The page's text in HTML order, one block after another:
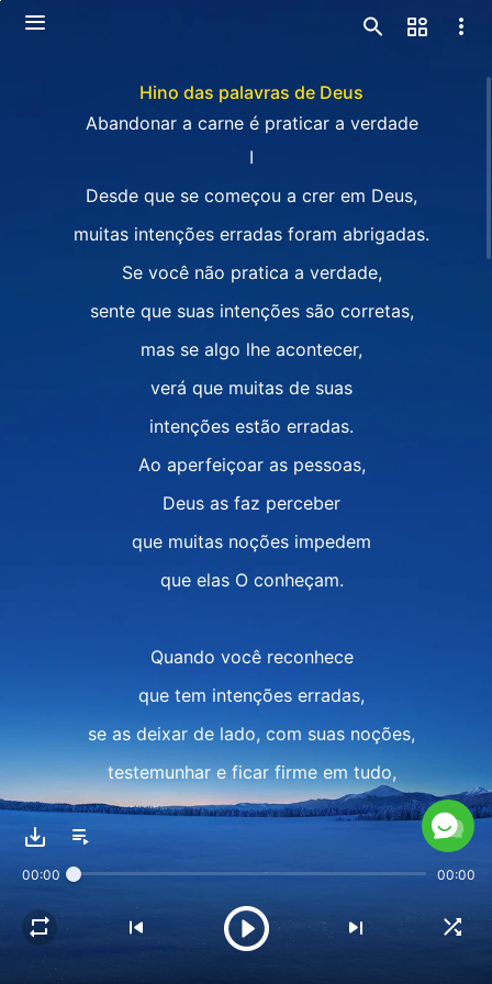
Hino das palavras de Deus
Abandonar a carne é praticar a verdade
I
Desde que se começou a crer em Deus,
muitas intenções erradas foram abrigadas.
Se você não pratica a verdade,
sente que suas intenções são corretas,
mas se algo lhe acontecer,
verá que muitas de suas
intenções estão erradas.
Ao aperfeiçoar as pessoas,
Deus as faz perceber
que muitas noções impedem
que elas O conheçam.
Quando você reconhece
que tem intenções erradas,
se as deixar de lado, com suas noções,
testemunhar e ficar firme em tudo,
provará realmente que
II
00:00 00:00